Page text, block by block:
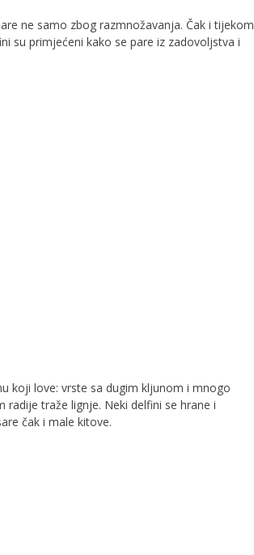
ne samo zbog razmnožavanja. Čak i tijekom
su primjećeni kako se pare iz zadovoljstva i
koji love: vrste sa dugim kljunom i mnogo
traže lignje. Neki delfini se hrane i
čak i male kitove.